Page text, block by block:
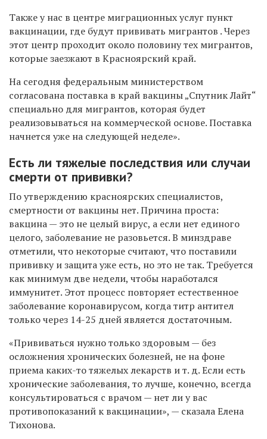
Также у нас в центре миграционных услуг пункт
вакцинации, где будут прививать мигрантов . Через
этот центр проходит около половину тех мигрантов,
которые заезжают в Красноярский край.
На сегодня федеральным министерством
согласована поставка в край вакцины „Спутник Лайт“
специально для мигрантов, которая будет
реализовываться на коммерческой основе. Поставка
начнется уже на следующей неделе».
Есть ли тяжелые последствия или случаи
смерти от прививки?
По утверждению красноярских специалистов,
смертности от вакцины нет. Причина проста:
вакцина — это не целый вирус, а если нет единого
целого, заболевание не разовьется. В минздраве
отметили, что некоторые считают, что поставили
прививку и защита уже есть, но это не так. Требуется
как минимум две недели, чтобы наработался
иммунитет. Этот процесс повторяет естественное
заболевание коронавирусом, когда титр антител
только через 14-25 дней является достаточным.
«Прививаться нужно только здоровым — без
осложнения хронических болезней, не на фоне
приема каких-то тяжелых лекарств и т. д. Если есть
хронические заболевания, то лучше, конечно, всегда
консультироваться с врачом — нет ли у вас
противопоказаний к вакцинации», — сказала Елена
Тихонова.